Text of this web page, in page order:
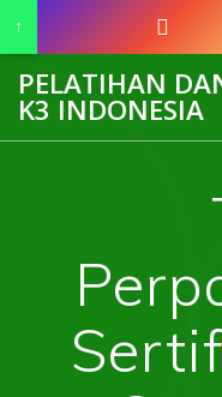
PELATIHAN
K3 INDONESIA
↑